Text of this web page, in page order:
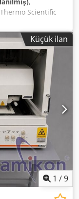
,
Scientific
Sınıf II. 3 filtreli
yüzeyi. 4x
Kablo geçişi:
açılır +
Dış ölçüler
77x180x60cm.
paneline
Net yeni fiyat:
Küçük ilan
1 /9